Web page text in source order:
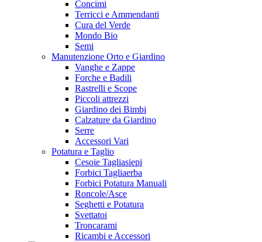
Concimi
Terricci e Ammendanti
Cura del Verde
Mondo Bio
Semi
Manutenzione Orto e Giardino
Vanghe e Zappe
Forche e Badili
Rastrelli e Scope
Piccoli attrezzi
Giardino dei Bimbi
Calzature da Giardino
Serre
Accessori Vari
Potatura e Taglio
Cesoie Tagliasiepi
Forbici Tagliaerba
Forbici Potatura Manuali
Roncole/Asce
Seghetti e Potatura
Svettatoi
Troncarami
Ricambi e Accessori